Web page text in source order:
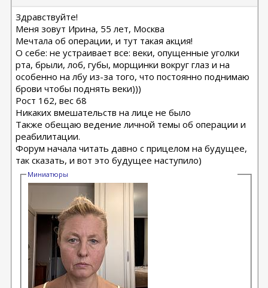
Здравствуйте!
Меня зовут Ирина, 55 лет, Москва
Мечтала об операции, и тут такая акция!
О себе: не устраивает все: веки, опущенные уголки
рта, брыли, лоб, губы, морщинки вокруг глаз и на
особенно на лбу из-за того, что постоянно поднимаю
брови чтобы поднять веки)))
Рост 162, вес 68
Никаких вмешательств на лице не было
Также обещаю ведение личной темы об операции и
реабилитации.
Форум начала читать давно с прицелом на будущее,
так сказать, и вот это будущее наступило)
Миниатюры